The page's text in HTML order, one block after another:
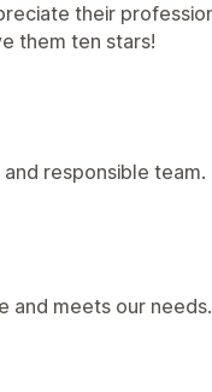
their
them ten stars!
responsible
and meets our needs.